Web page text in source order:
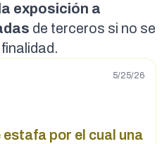
exposición a
de terceros si no se
5/25/26
por el cual una